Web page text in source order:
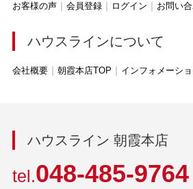
お客様の声 会員登録 ログイン お問い
ハウスラインについて
会社概要 朝霞本店TOP インフォメーシ
ハウスライン 朝霞本店
tel.048-485-9764